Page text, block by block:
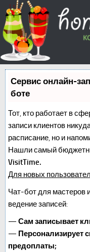
Сервис онлайн-
боте
Тот, кто работает в
записи клиентов
расписание, но и
Нашли самый
VisitTime.
Для новых
Чат-бот для мастеров
ведение записей:
— Сам записывает
— Персонализирует
предоплаты;